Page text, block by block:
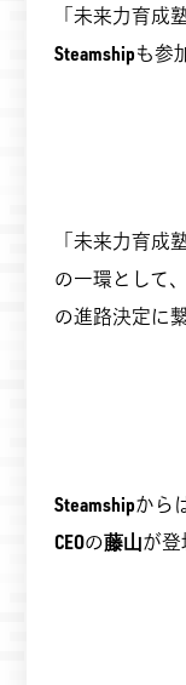
「未来力育成
Steamshipも参
「未来力育成
の一環として
の進路決定に
Steamshipから
CEOの藤山が登